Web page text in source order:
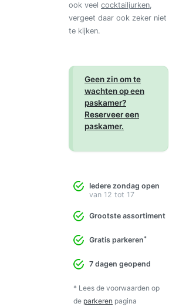
ook veel cocktailjurken,
vergeet daar ook zeker niet
te kijken.
Geen zin om te
wachten op een
paskamer?
Reserveer een
paskamer.
Iedere zondag open
van 12 tot 17
Grootste assortiment
Gratis parkeren*
7 dagen geopend
* Lees de voorwaarden op
de parkeren pagina